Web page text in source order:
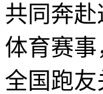
共同奔
体育赛
全国跑友